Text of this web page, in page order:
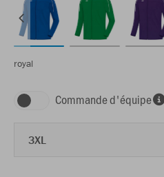
royal
Commande d'équipe
3XL